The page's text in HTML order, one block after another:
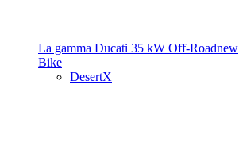
La gamma Ducati 35 kW Off-Roadnew
Bike
DesertX